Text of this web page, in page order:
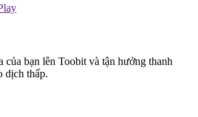
của bạn lên Toobit và tận hưởng thanh
dịch thấp.